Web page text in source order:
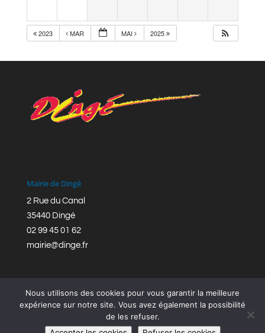
2023 MAR MAI 2025
Mairie de Dingé
2 Rue du Canal
35440 Dingé
02 99 45 01 62
mairie@dinge.fr
Réalisation © Mairie de Dingé,Bretagne Romantique
Nous utilisons des cookies pour vous garantir la meilleure
expérience sur notre site. Vous avez également la possibilité
de les refuser.